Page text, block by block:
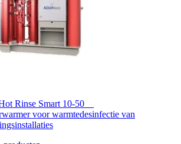
Rinse Smart 10-50
voor warmtedesinfectie van